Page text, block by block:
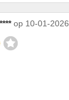
op 10-01-2026